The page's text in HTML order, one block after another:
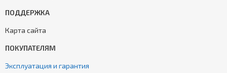
ПОДДЕРЖКА
Карта сайта
ПОКУПАТЕЛЯМ
Эксплуатация и гарантия